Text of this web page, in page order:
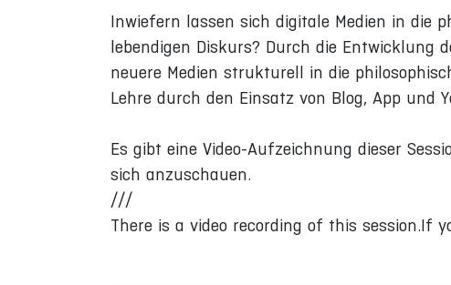
Inwiefern lassen sich digitale Medien in die
lebendigen Diskurs? Durch die Entwicklung
neuere Medien strukturell in die
Lehre durch den Einsatz von Blog, App und
Es gibt eine Video-Aufzeichnung dieser
sich anzuschauen.
///
There is a video recording of this session.If